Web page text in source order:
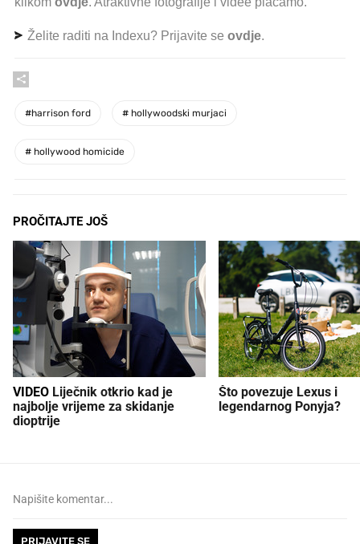
Želite raditi na Indexu? Prijavite se ovdje.
#harrison ford # hollywoodski murjaci
# hollywood homicide
PROČITAJTE JOŠ
VIDEO
najbolje vrijeme za skidanje
dioptrije
Što povezuje Lexus i
legendarnog Ponyja?
PRIJAVITE SE